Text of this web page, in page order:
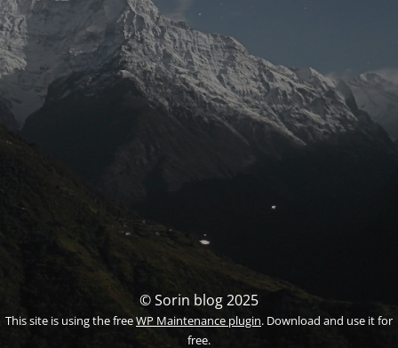
© Sorin blog 2025
This site is using the freeWP Maintenance plugin. Download and use it for
free.